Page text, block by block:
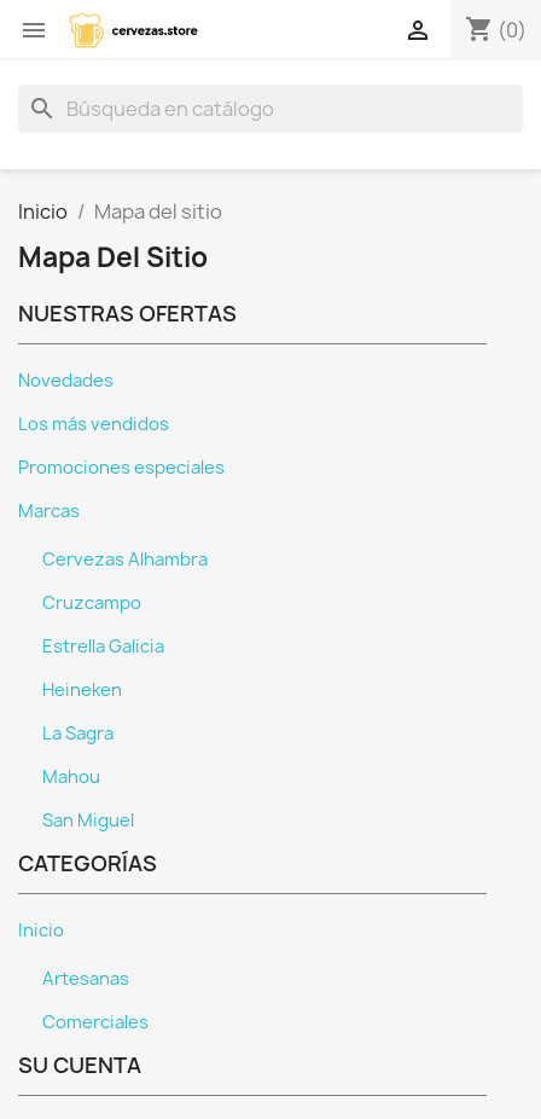
 shopping_cart (0)

search
Inicio Mapa del sitio
Mapa Del Sitio
NUESTRAS OFERTAS
Novedades
Los más vendidos
Promociones especiales
Marcas
Cervezas Alhambra
Cruzcampo
Estrella Galicia
Heineken
La Sagra
Mahou
San Miguel
CATEGORÍAS
Inicio
Artesanas
Comerciales
SU CUENTA